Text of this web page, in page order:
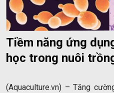
Tiềm năng ứng
học trong nuôi
(Aquaculture.vn) – Tăng